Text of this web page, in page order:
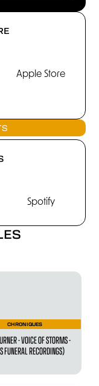
Apple Store
Spotify
CHRONIQUES
- VOICE OF STORMS -
FUNERAL RECORDINGS)